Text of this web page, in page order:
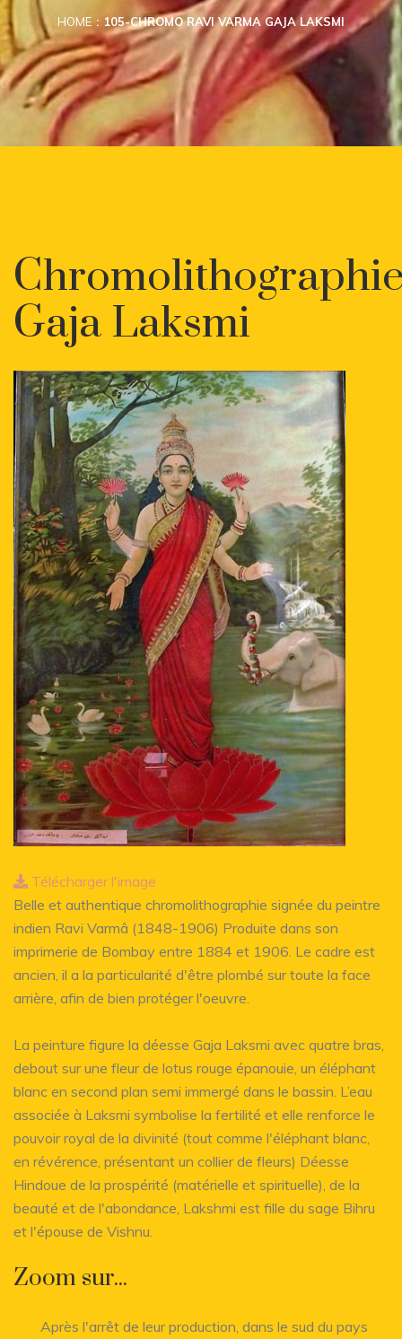
HOME 105-CHROMO RAVI VARMA GAJA LAKSMI
Gaja Laksmi
Télécharger l'image
Belle et authentique chromolithographie signée du peintre
indien Ravi Varmâ (1848-1906) Produite dans son
imprimerie de Bombay entre 1884 et 1906. Le cadre est
ancien, il a la particularité d'être plombé sur toute la face
arrière, afin de bien protéger l'oeuvre.
La peinture figure la déesse Gaja Laksmi avec quatre bras,
debout sur une fleur de lotus rouge épanouie, un éléphant
blanc en second plan semi immergé dans le bassin. L’eau
associée à Laksmi symbolise la fertilité et elle renforce le
pouvoir royal de la divinité (tout comme l'éléphant blanc,
en révérence, présentant un collier de fleurs) Déesse
Hindoue de la prospérité (matérielle et spirituelle), de la
beauté et de l'abondance, Lakshmi est fille du sage Bihru
et l'épouse de Vishnu.
Zoom sur...
Après l'arrêt de leur production, dans le sud du pays